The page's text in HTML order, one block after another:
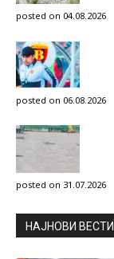
posted on 04.08.2026
posted on 06.08.2026
posted on 31.07.2026
НAЈНОВИ ВЕСТИ